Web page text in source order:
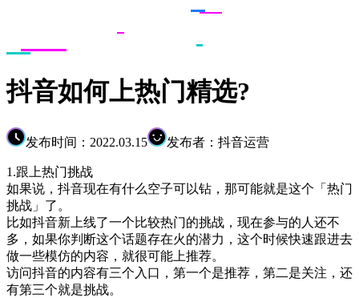
抖音如何上热门精选?
发布时间：2022.03.15 发布者：抖音运营
1.跟上热门挑战
如果说，抖音现在有什么空子可以钻，那可能就是这个「热门
挑战」了。
比如抖音新上线了一个比较热门的挑战，现在参与的人还不
多，如果你判断这个话题存在火的潜力，这个时候快速跟进去
做一些模仿的内容，就很可能上推荐。
访问抖音的内容有三个入口，第一个是推荐，第二是关注，还
有第三个就是挑战。